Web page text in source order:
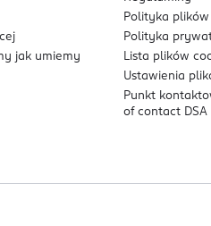
jak umiemy
Polityka
Polityka
Lista plików
Ustawienia
Punkt
of contact DSA